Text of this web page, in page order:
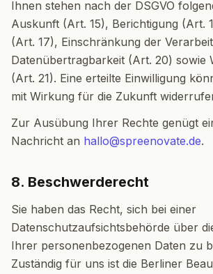
Ihnen stehen nach der DSGVO
Auskunft (Art. 15), Berichtigung (Art.
(Art. 17), Einschränkung der
Datenübertragbarkeit (Art. 20) sowie
(Art. 21). Eine erteilte Einwilligung
mit Wirkung für die Zukunft
Zur Ausübung Ihrer Rechte genügt
Nachricht an hallo@spreenovate.de.
8. Beschwerderecht
Sie haben das Recht, sich bei einer
Datenschutzaufsichtsbehörde über
Ihrer personenbezogenen Daten zu
Zuständig für uns ist die Berliner